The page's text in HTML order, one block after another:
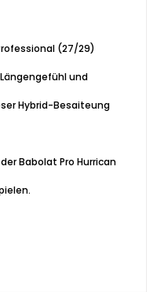
(27/29)
und
Hybrid-Besaiteung
Babolat Pro Hurrican